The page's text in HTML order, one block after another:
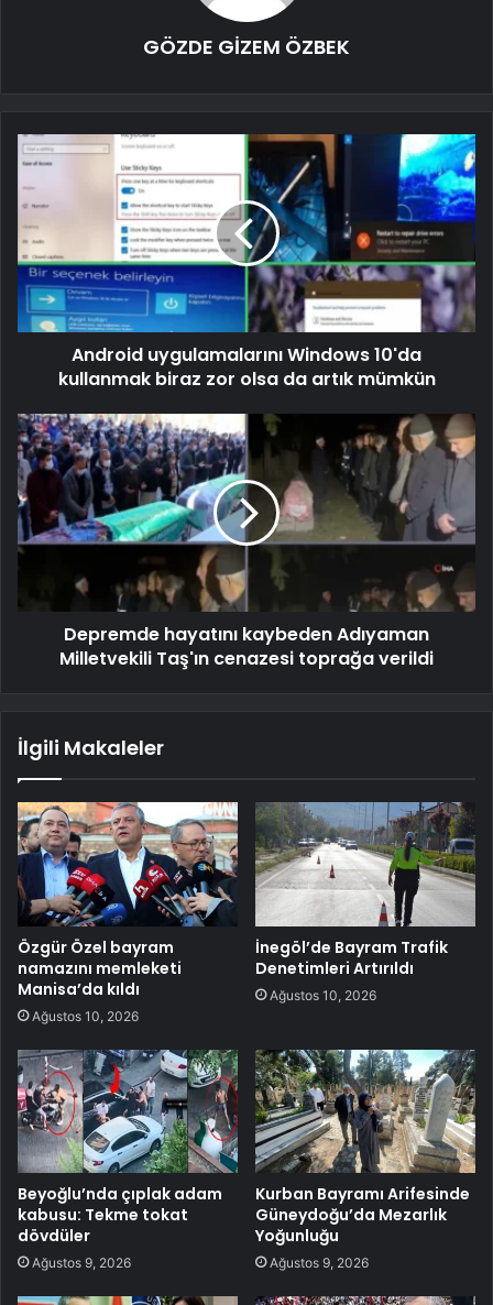
GÖZDE GİZEM ÖZBEK
Android uygulamalarını Windows 10'da
kullanmak biraz zor olsa da artık mümkün
Depremde hayatını kaybeden Adıyaman
Milletvekili Taş'ın cenazesi toprağa verildi
İlgili Makaleler
Özgür Özel bayram
namazını memleketi
Manisa’da kıldı
Ağustos 10, 2026
İnegöl’de Bayram Trafik
Denetimleri Artırıldı
Ağustos 10, 2026
Beyoğlu’nda çıplak adam
kabusu: Tekme tokat
dövdüler
Ağustos 9, 2026
Kurban Bayramı Arifesinde
Güneydoğu’da Mezarlık
Yoğunluğu
Ağustos 9, 2026